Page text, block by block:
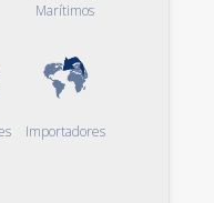
Marítimos
Importadores